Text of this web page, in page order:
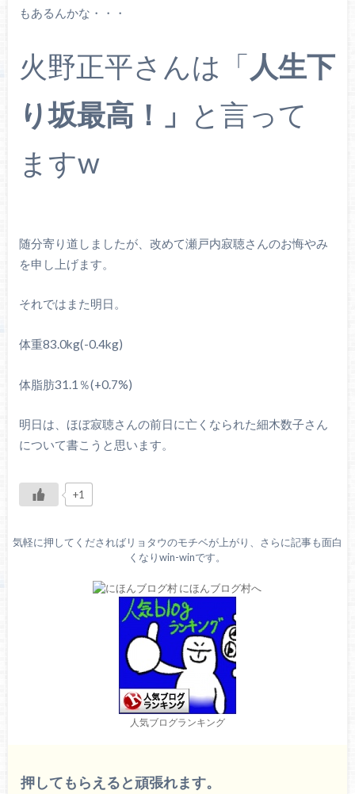
もあるんかな・・・
火野正平さんは「人生下
り坂最高！」 と言って
ますw
随分寄り道しましたが、改めて瀬戸内寂聴さんのお悔やみ
を申し上げます。
それではまた明日。
体重83.0kg(-0.4kg)
体脂肪31.1％(+0.7%)
明日は、ほぼ寂聴さんの前日に亡くなられた細木数子さん
について書こうと思います。
+1
気軽に押してくださればリョタウのモチベが上がり、さらに記事も面白
くなりwin-winです。
人気ブログランキング
押してもらえると頑張れます。